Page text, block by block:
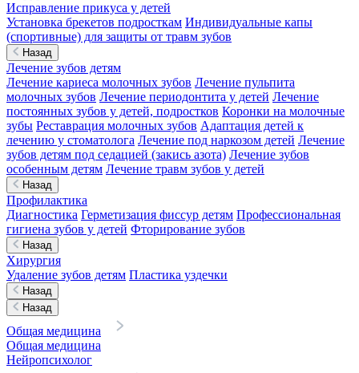
Исправление прикуса у детей
Установка брекетов подросткам Индивидуальные капы
(спортивные) для защиты от травм зубов
Назад
Лечение зубов детям
Лечение кариеса молочных зубов Лечение пульпита
молочных зубов Лечение периодонтита у детей Лечение
постоянных зубов у детей, подростков Коронки на молочные
зубы Реставрация молочных зубов Адаптация детей к
лечению у стоматолога Лечение под наркозом детей Лечение
зубов детям под седацией (закись азота) Лечение зубов
особенным детям Лечение травм зубов у детей
Назад
Профилактика
Диагностика Герметизация фиссур детям Профессиональная
гигиена зубов у детей Фторирование зубов
Назад
Хирургия
Удаление зубов детям Пластика уздечки
Назад
Назад
Общая медицина
Общая медицина
Нейропсихолог